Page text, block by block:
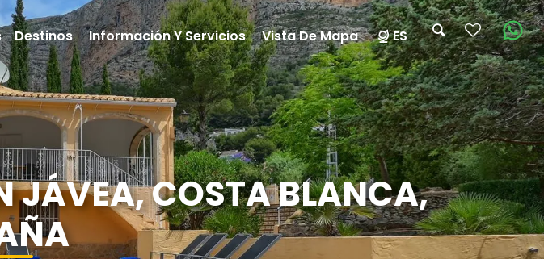
JÁVEA, COSTA BLANCA,
Destinos Información Y Servicios Vista De Mapa ES